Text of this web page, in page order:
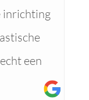
inrichting
een